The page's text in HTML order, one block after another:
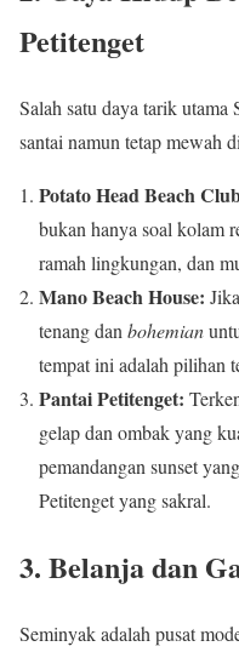
Petitenget
Salah satu daya tarik
santai namun tetap mewah
Potato Head Beach
bukan hanya soal kolam
ramah lingkungan, dan
Mano Beach House:
tenang danbohemian
tempat ini adalah pilihan
Pantai Petitenget:
gelap dan ombak yang
pemandangan sunset
Petitenget yang sakral.
3. Belanja dan
Seminyak adalah pusat